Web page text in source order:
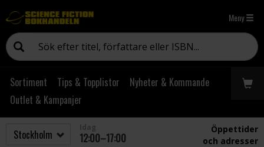
Meny
Sortiment Tips & Topplistor
Nyheter & Kommande
Outlet & Kampanjer
12:00–17:00
Öppettider
och adresser